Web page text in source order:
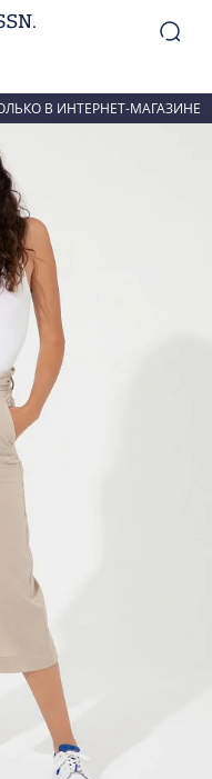
В ИНТЕРНЕТ-МАГАЗИНЕ